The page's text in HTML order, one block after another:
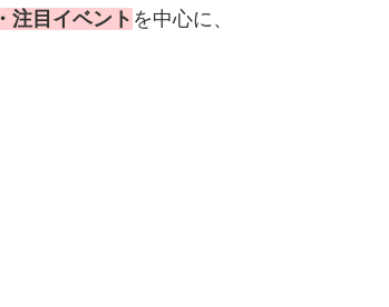
注目イベント を中心に、